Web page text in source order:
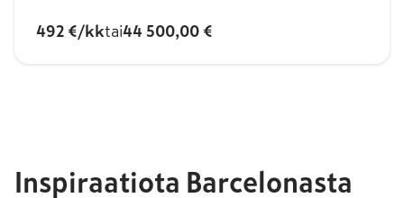
492 €/kktai44 500,00 €
Inspiraatiota Barcelonasta